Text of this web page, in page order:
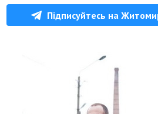
Підписуйтесь на